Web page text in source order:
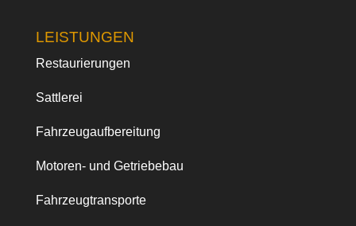
LEISTUNGEN
Restaurierungen
Sattlerei
Fahrzeugaufbereitung
Motoren- und Getriebebau
Fahrzeugtransporte